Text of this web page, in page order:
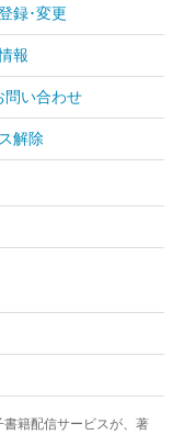
録･変更
報
問い合わせ
解除
籍配信サービスが、著